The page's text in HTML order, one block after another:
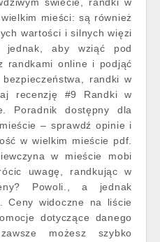
mieści: są również
wartości i silnych więzi
jednak, aby wziąć pod
randkami online i podjąć
randki w
recenzję #9 Randki w
Poradnik dostępny dla
– sprawdź opinie i
w wielkim mieście pdf.
w mieście mobi
uwagę, randkując w
Powoli., a jednak
Ceny widoczne na liście
dotyczące danego
możesz szybko